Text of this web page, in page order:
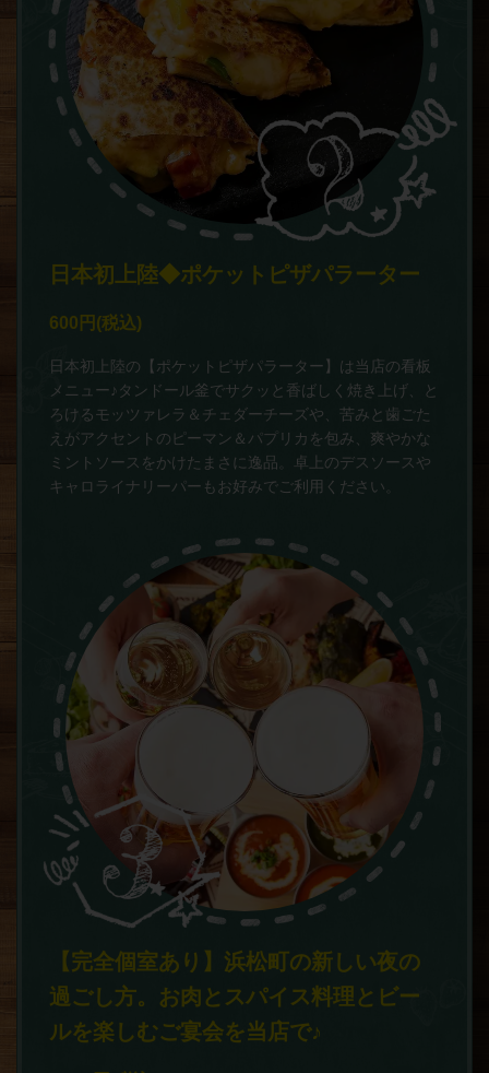
日本初上陸◆ポケットピザパラーター
600円 (税込)
日本初上陸の【ポケットピザパラーター】は当店の看板
メニュー♪タンドール釜でサクッと香ばしく焼き上げ、と
ろけるモッツァレラ＆チェダーチーズや、苦みと歯ごた
えがアクセントのピーマン＆パプリカを包み、爽やかな
ミントソースをかけたまさに逸品。卓上のデスソースや
キャロライナリーパーもお好みでご利用ください。
【完全個室あり】浜松町の新しい夜の
過ごし方。お肉とスパイス料理とビー
ルを楽しむご宴会を当店で♪